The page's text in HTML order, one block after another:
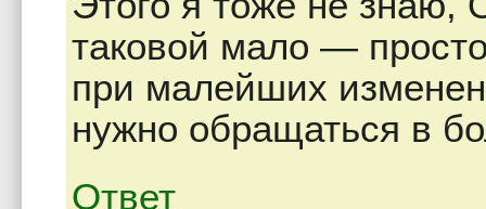
таковой мало —
при малейших
нужно обращаться в
Ответ